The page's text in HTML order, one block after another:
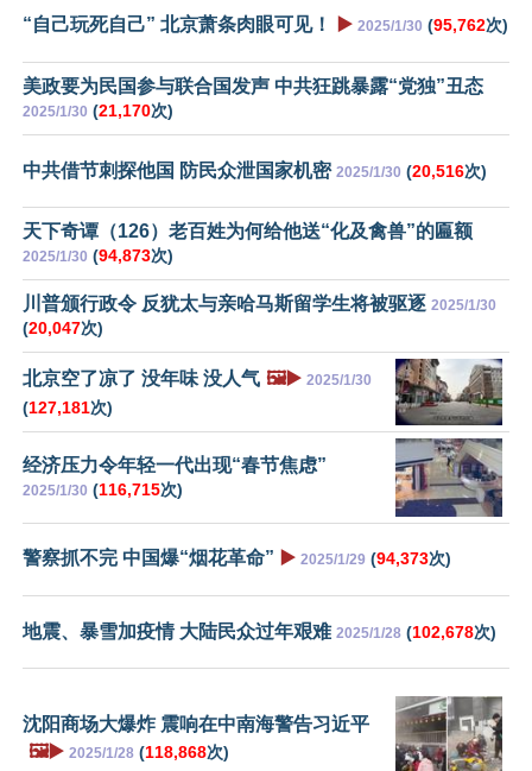
“自己玩死自己” 北京萧条肉眼可见！ ▶️ 2025/1/30 (95,762次)
美政要为民国参与联合国发声 中共狂跳暴露“党独”丑态
2025/1/30 (21,170次)
中共借节刺探他国 防民众泄国家机密 2025/1/30 (20,516次)
天下奇谭（126）老百姓为何给他送“化及禽兽”的匾额
2025/1/30 (94,873次)
川普颁行政令 反犹太与亲哈马斯留学生将被驱逐 2025/1/30
(20,047次)
北京空了凉了 没年味 没人气 🖼️▶️ 2025/1/30
(127,181次)
经济压力令年轻一代出现“春节焦虑”
2025/1/30 (116,715次)
警察抓不完 中国爆“烟花革命” ▶️ 2025/1/29 (94,373次)
地震、暴雪加疫情 大陆民众过年艰难 2025/1/28 (102,678次)
沈阳商场大爆炸 震响在中南海警告习近平
🖼️▶️ 2025/1/28 (118,868次)